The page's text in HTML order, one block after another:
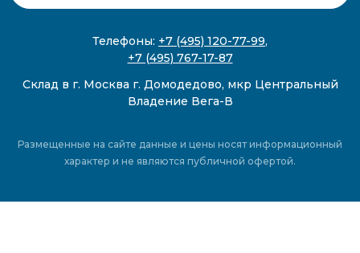
Телефоны: +7 (495) 120-77-99,
+7 (495) 767-17-87
Склад в г. Москва г. Домодедово, мкр Центральный
Владение Вега-В
Размещенные на сайте данные и цены носят информационный
характер и не являются публичной офертой.